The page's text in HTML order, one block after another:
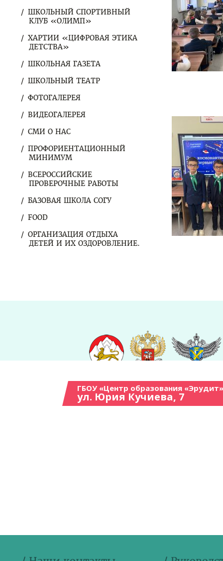
ШКОЛЬНЫЙ СПОРТИВНЫЙ
КЛУБ «ОЛИМП»
ХАРТИИ «ЦИФРОВАЯ ЭТИКА
ДЕТСТВА»
ШКОЛЬНАЯ ГАЗЕТА
ШКОЛЬНЫЙ ТЕАТР
ФОТОГАЛЕРЕЯ
ВИДЕОГАЛЕРЕЯ
СМИ О НАС
ПРОФОРИЕНТАЦИОННЫЙ
МИНИМУМ
ВСЕРОССИЙСКИЕ
ПРОВЕРОЧНЫЕ РАБОТЫ
БАЗОВАЯ ШКОЛА СОГУ
FOOD
ОРГАНИЗАЦИЯ ОТДЫХА
ДЕТЕЙ И ИХ ОЗДОРОВЛЕНИЕ.
ГБОУ «Центр образования
ул. Юрия Кучиева, 7